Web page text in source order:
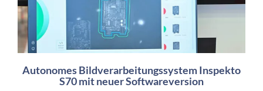
Autonomes Bildverarbeitungssystem Inspekto
S70 mit neuer Softwareversion